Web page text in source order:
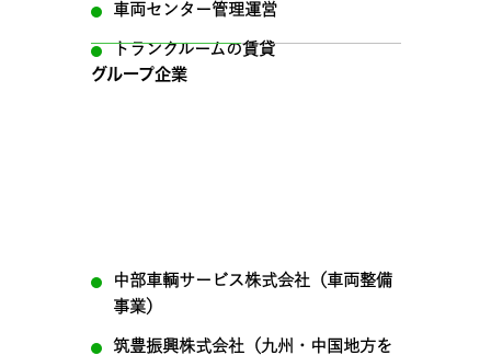
車両センター管理運営
トランクルームの賃貸
グループ企業
中部車輌サービス株式会社（車両整備
事業）
筑豊振興株式会社（九州・中国地方を